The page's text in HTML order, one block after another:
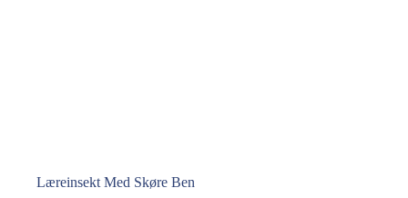
Læreinsekt Med Skøre Ben